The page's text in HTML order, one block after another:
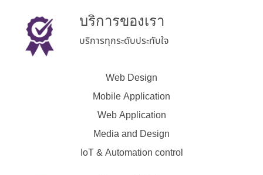
บริการของเรา
บริการทุกระดับประทับใจ
Web Design
Mobile Application
Web Application
Media and Design
IoT & Automation control